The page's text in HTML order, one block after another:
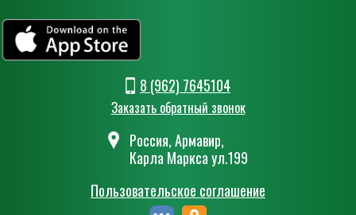
8 (962) 7645104
Заказать обратный звонок
Россия, Армавир,
Карла Маркса ул.199
Пользовательское соглашение